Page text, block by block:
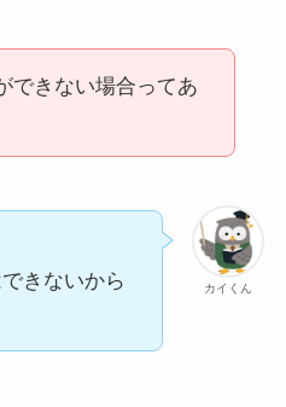
できない場合ってあ
カイくん
きないから